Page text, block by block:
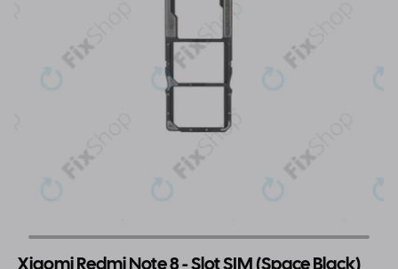
Xiaomi Redmi Note 8 - Slot SIM (Space Black)